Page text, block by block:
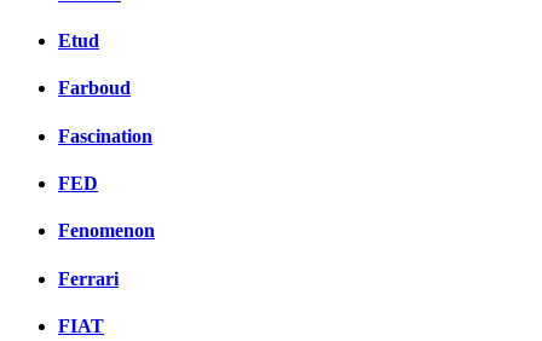
Etud
Farboud
Fascination
FED
Fenomenon
Ferrari
FIAT